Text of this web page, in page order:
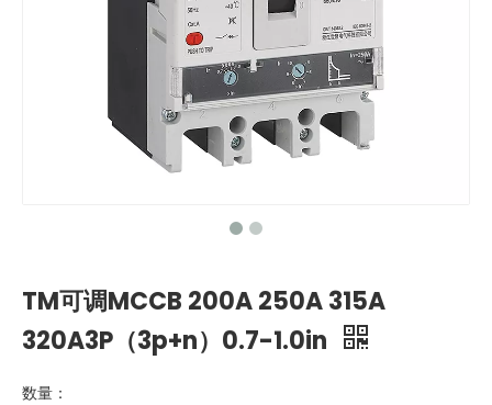
TM可调MCCB 200A 250A 315A
320A3P（3p+n）0.7-1.0in
数量：